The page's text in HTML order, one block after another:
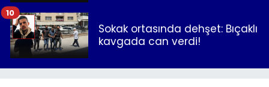
Sokak ortasında dehşet: Bıçaklı
kavgada can verdi!
10